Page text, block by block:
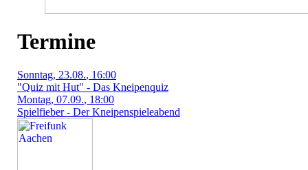
Termine
Sonntag, 23.08., 16:00
"Quiz mit Hut" - Das Kneipenquiz
Montag, 07.09., 18:00
Spielfieber - Der Kneipenspieleabend